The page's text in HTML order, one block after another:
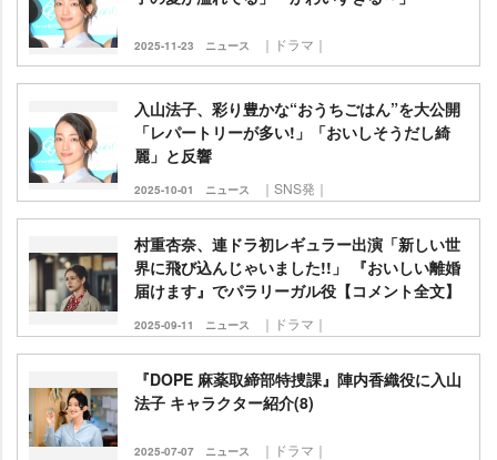
2025-11-23 ニュース ｜ドラマ｜
入山法子、彩り豊かな“おうちごはん”を大公開
「レパートリーが多い!」「おいしそうだし綺
麗」と反響
2025-10-01 ニュース ｜SNS発｜
村重杏奈、連ドラ初レギュラー出演「新しい世
界に飛び込んじゃいました!!」 『おいしい離婚
届けます』でパラリーガル役【コメント全文】
2025-09-11 ニュース ｜ドラマ｜
『DOPE 麻薬取締部特捜課』陣内香織役に入山
法子 キャラクター紹介(8)
2025-07-07 ニュース ｜ドラマ｜